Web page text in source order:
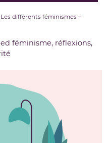
différents féminismes –
féminisme, réflexions,